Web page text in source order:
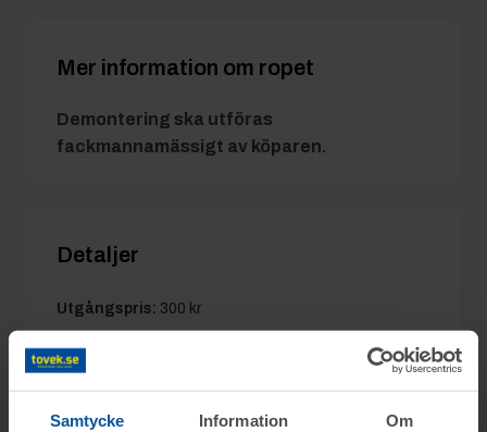
Samtycke Information Om
Mer information om ropet
Demontering ska utföras
fackmannamässigt av köparen.
Detaljer
Utgångspris: 300 kr
Slagavgift: